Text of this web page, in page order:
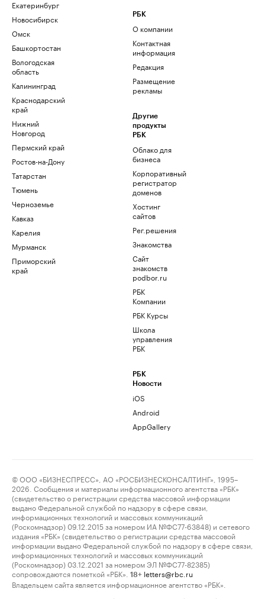
Екатеринбург
Новосибирск
Омск
Башкортостан
Вологодская
область
Калининград
Краснодарский
край
Нижний
Новгород
Пермский край
Ростов-на-Дону
Татарстан
Тюмень
Черноземье
Кавказ
Карелия
Мурманск
Приморский
край
РБК
О компании
Контактная
информация
Редакция
Размещение
рекламы
Другие
продукты
РБК
Облако для
бизнеса
Корпоративный
регистратор
доменов
Хостинг
сайтов
Рег.решения
Знакомства
Сайт
знакомств
podbor.ru
РБК
Компании
РБК Курсы
Школа
управления
РБК
РБК
Новости
iOS
Android
AppGallery
© ООО «БИЗНЕСПРЕСС», АО «РОСБИЗНЕСКОНСАЛТИНГ», 1995–
2026. Сообщения и материалы информационного агентства «РБК»
(свидетельство о регистрации средства массовой информации
выдано Федеральной службой по надзору в сфере связи,
информационных технологий и массовых коммуникаций
(Роскомнадзор) 09.12.2015 за номером ИА №ФС77-63848) и сетевого
издания «РБК» (свидетельство о регистрации средства массовой
информации выдано Федеральной службой по надзору в сфере связи,
информационных технологий и массовых коммуникаций
(Роскомнадзор) 03.12.2021 за номером ЭЛ №ФС77-82385)
сопровождаются пометкой «РБК».
18+ letters@rbc.ru
Владельцем сайта является информационное агентство «РБК».